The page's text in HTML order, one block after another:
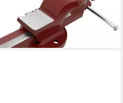
lieferbar - in 2-3 Werktagen bei dir